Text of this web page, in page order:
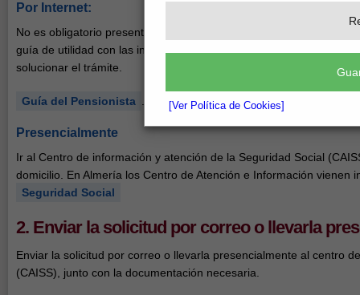
[Ver Política de Cookies]
Por Internet:
No es obligatorio presentar un modelo oficial, pero es una
guía de utilidad con las instrucciones pertinentes para
solucionar el trámite.
Guía del Pensionista
Presencialmente
Ir al Centro de información y atención de la Seguridad Social
domicilio. En Almería los Centro de Atención e Información vienen
Seguridad Social
2. Enviar la solicitud por correo o llevarla
Enviar la solicitud por correo o llevarla presencialmente al centro
(CAISS), junto con la documentación necesaria.